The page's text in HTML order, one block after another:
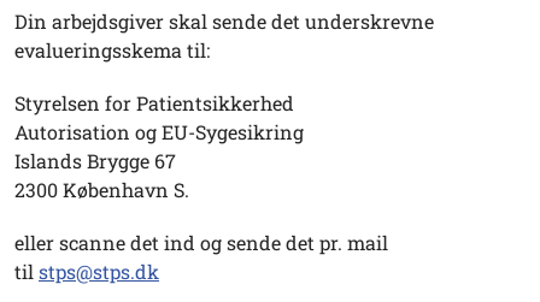
Din arbejdsgiver skal sende det underskrevne
evalueringsskema til:
Styrelsen for Patientsikkerhed
Autorisation og EU-Sygesikring
Islands Brygge 67
2300 København S.
eller scanne det ind og sende det pr. mail
tilstps@stps.dk